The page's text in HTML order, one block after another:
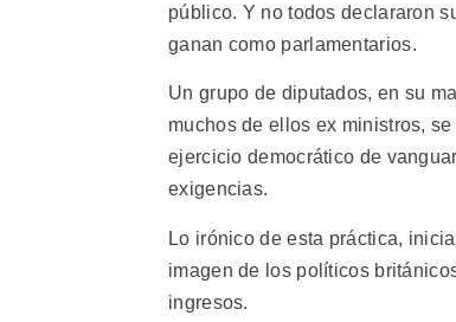
público. Y no todos declararon
ganan como parlamentarios.
Un grupo de diputados, en su
muchos de ellos ex ministros,
ejercicio democrático de
exigencias.
Lo irónico de esta práctica,
imagen de los políticos
ingresos.